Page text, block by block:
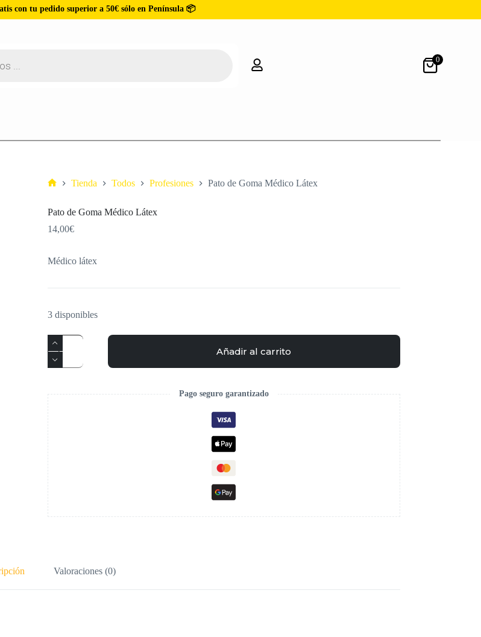
con tu pedido superior a 50€ sólo en Península 📦
0
Tienda Todos Profesiones Pato de Goma Médico Látex
Pato de Goma Médico Látex
14,00€
Médico látex
3 disponibles
Añadir al carrito
Pago seguro garantizado
Valoraciones (0)